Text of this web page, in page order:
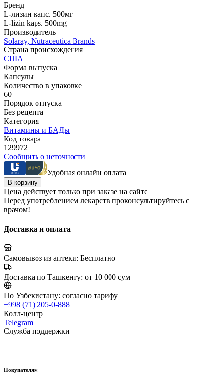
Бренд
L-лизин капс. 500мг
L-lizin kaps. 500mg
Производитель
Solaray, Nutraceutica Brands
Страна происхождения
США
Форма выпуска
Капсулы
Количество в упаковке
60
Порядок отпуска
Без рецепта
Категория
Витамины и БАДы
Код товара
129972
Сообщить о неточности
Удобная онлайн оплата
В корзину
Цена действует только при заказе на сайте
Перед употреблением лекарств проконсультируйтесь с
врачом!
Доставка и оплата
Самовывоз из аптеки: Бесплатно
Доставка по Ташкенту: от 10 000 сум
По Узбекистану: согласно тарифу
+998 (71) 205-0-888
Колл-центр
Telegram
Служба поддержки
Покупателям